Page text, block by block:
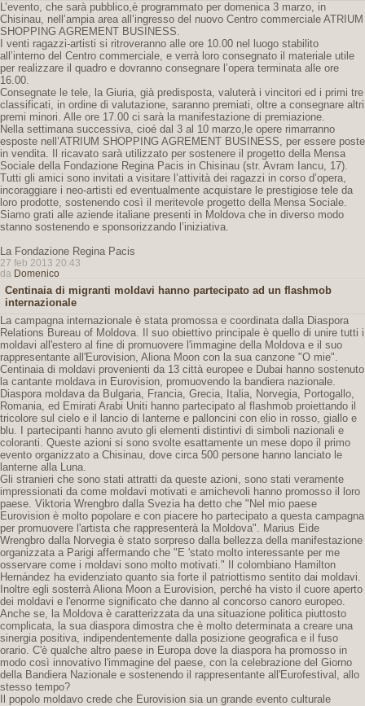
L’evento, che sarà pubblico,è programmato per domenica 3 marzo, in
Chisinau, nell’ampia area all’ingresso del nuovo Centro commerciale ATRIUM
SHOPPING AGREMENT BUSINESS.
I venti ragazzi-artisti si ritroveranno alle ore 10.00 nel luogo stabilito
all’interno del Centro commerciale, e verrà loro consegnato il materiale utile
per realizzare il quadro e dovranno consegnare l’opera terminata alle ore
16.00.
Consegnate le tele, la Giuria, già predisposta, valuterà i vincitori ed i primi tre
classificati, in ordine di valutazione, saranno premiati, oltre a consegnare altri
premi minori. Alle ore 17.00 ci sarà la manifestazione di premiazione.
Nella settimana successiva, cioé dal 3 al 10 marzo,le opere rimarranno
esposte nell’ATRIUM SHOPPING AGREMENT BUSINESS, per essere poste
in vendita. Il ricavato sarà utilizzato per sostenere il progetto della Mensa
Sociale della Fondazione Regina Pacis in Chisinau (str. Avram Iancu, 17).
Tutti gli amici sono invitati a visitare l’attività dei ragazzi in corso d’opera,
incoraggiare i neo-artisti ed eventualmente acquistare le prestigiose tele da
loro prodotte, sostenendo così il meritevole progetto della Mensa Sociale.
Siamo grati alle aziende italiane presenti in Moldova che in diverso modo
stanno sostenendo e sponsorizzando l’iniziativa.
La Fondazione Regina Pacis
27 feb 2013 20:43
da Domenico
Centinaia di migranti moldavi hanno partecipato ad un flashmob
internazionale
La campagna internazionale è stata promossa e coordinata dalla Diaspora
Relations Bureau of Moldova. Il suo obiettivo principale è quello di unire tutti i
moldavi all'estero al fine di promuovere l'immagine della Moldova e il suo
rappresentante all'Eurovision, Aliona Moon con la sua canzone "O mie".
Centinaia di moldavi provenienti da 13 città europee e Dubai hanno sostenuto
la cantante moldava in Eurovision, promuovendo la bandiera nazionale.
Diaspora moldava da Bulgaria, Francia, Grecia, Italia, Norvegia, Portogallo,
Romania, ed Emirati Arabi Uniti hanno partecipato al flashmob proiettando il
tricolore sul cielo e il lancio di lanterne e palloncini con elio in rosso, giallo e
blu. I partecipanti hanno avuto gli elementi distintivi di simboli nazionali e
coloranti. Queste azioni si sono svolte esattamente un mese dopo il primo
evento organizzato a Chisinau, dove circa 500 persone hanno lanciato le
lanterne alla Luna.
Gli stranieri che sono stati attratti da queste azioni, sono stati veramente
impressionati da come moldavi motivati ​​e amichevoli hanno promosso il loro
paese. Viktoria Wrengbro dalla Svezia ha detto che "Nel mio paese
Eurovision è molto popolare e con piacere ho partecipato a questa campagna
per promuovere l'artista che rappresenterà la Moldova". Marius Eide
Wrengbro dalla Norvegia è stato sorpreso dalla bellezza della manifestazione
organizzata a Parigi affermando che "E 'stato molto interessante per me
osservare come i moldavi sono molto motivati." Il colombiano Hamilton
Hernández ha evidenziato quanto sia forte il patriottismo sentito dai moldavi.
Inoltre egli sosterrà Aliona Moon a Eurovision, perché ha visto il cuore aperto
dei moldavi e l'enorme significato che danno al concorso canoro europeo.
Anche se, la Moldova è caratterizzata da una situazione politica piuttosto
complicata, la sua diaspora dimostra che è molto determinata a creare una
sinergia positiva, indipendentemente dalla posizione geografica e il fuso
orario. C'è qualche altro paese in Europa dove la diaspora ha promosso in
modo così innovativo l'immagine del paese, con la celebrazione del Giorno
della Bandiera Nazionale e sostenendo il rappresentante all'Eurofestival, allo
stesso tempo?
Il popolo moldavo crede che Eurovision sia un grande evento culturale